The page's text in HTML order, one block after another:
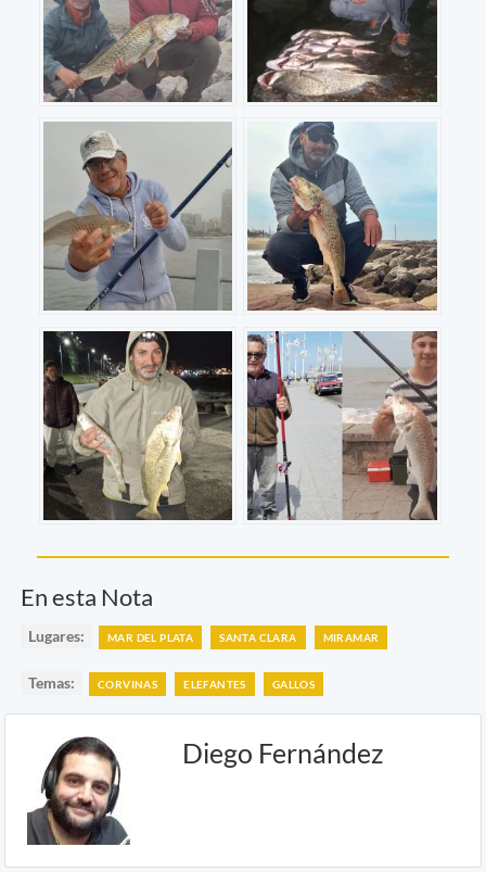
En esta Nota
Lugares: MAR DEL PLATA SANTA CLARA MIRAMAR
Temas: CORVINAS ELEFANTES GALLOS
Diego Fernández